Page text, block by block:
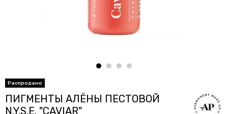
ПИГМЕНТЫ АЛЁНЫ ПЕСТОВОЙ
N.Y.S.E. "CAVIAR"